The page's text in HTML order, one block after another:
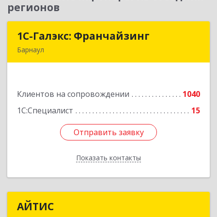
регионов
1С-Галэкс: Франчайзинг
Барнаул
Клиентов на сопровождении
1040
1С:Специалист
15
Отправить заявку
Показать контакты
1С-Галэкс: Франчайзинг
Подробнее
Отправить заявку
Назад
АЙТИС